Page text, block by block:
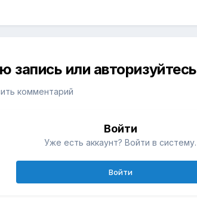
или авторизуйтесь
комментарий
Войти
Уже есть аккаунт? Войти в систему.
Войти